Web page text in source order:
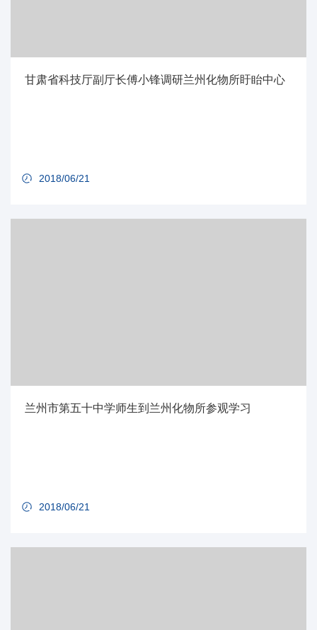
甘肃省科技厅副厅长傅小锋调研兰州化物所盱眙中心
2018/06/21
兰州市第五十中学师生到兰州化物所参观学习
2018/06/21